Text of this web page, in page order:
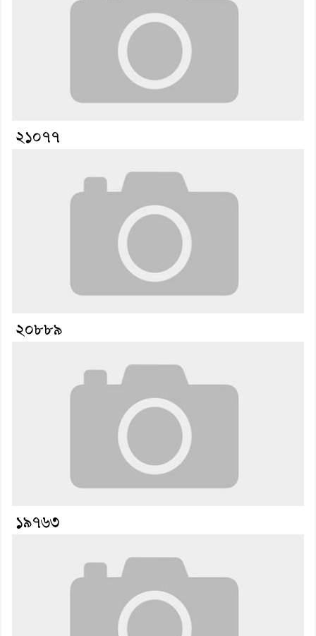
২১০৭৭
২০৮৮৯
১৯৭৬৩